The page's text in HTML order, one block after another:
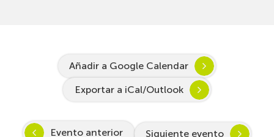
Añadir a Google Calendar
Exportar a iCal/Outlook
Evento anterior Siguiente evento